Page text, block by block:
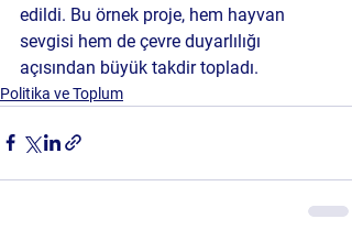
edildi. Bu örnek proje, hem hayvan
sevgisi hem de çevre duyarlılığı
açısından büyük takdir topladı.
Politika ve Toplum